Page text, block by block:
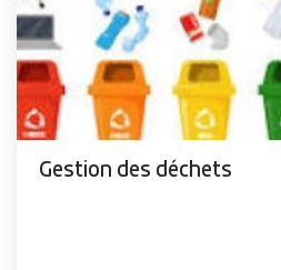
Gestion des déchets